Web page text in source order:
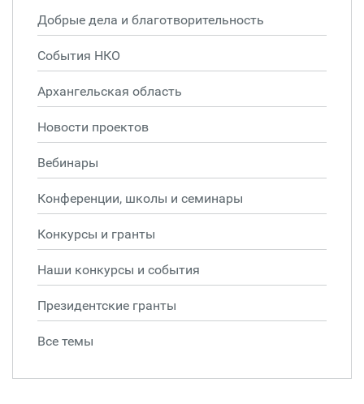
Добрые дела и благотворительность
События НКО
Архангельская область
Новости проектов
Вебинары
Конференции, школы и семинары
Конкурсы и гранты
Наши конкурсы и события
Президентские гранты
Все темы